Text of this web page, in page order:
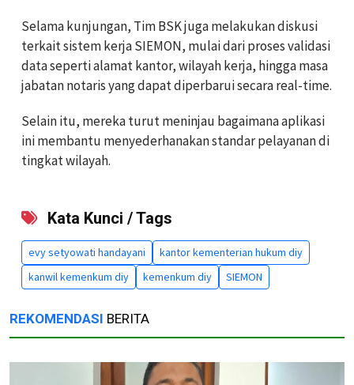
Selama kunjungan, Tim BSK juga melakukan diskusi
terkait sistem kerja SIEMON, mulai dari proses validasi
data seperti alamat kantor, wilayah kerja, hingga masa
jabatan notaris yang dapat diperbarui secara real-time.
Selain itu, mereka turut meninjau bagaimana aplikasi
ini membantu menyederhanakan standar pelayanan di
tingkat wilayah.
Kata Kunci / Tags
evy setyowati handayani
kantor kementerian hukum diy
kanwil kemenkum diy
kemenkum diy SIEMON
REKOMENDASI BERITA